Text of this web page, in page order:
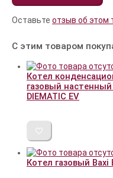
Оставьте отзыв об этом
С этим товаром
Котел
газовый
DIEMATIC EV
Котел газовый Baxi